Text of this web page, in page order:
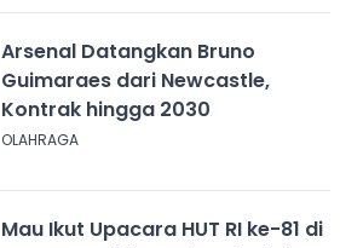
Arsenal Datangkan Bruno
Guimaraes dari Newcastle,
Kontrak hingga 2030
OLAHRAGA
Mau Ikut Upacara HUT RI ke-81 di